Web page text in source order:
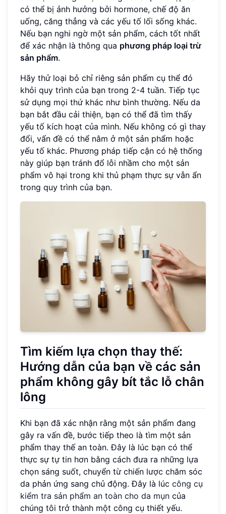
có thể bị ảnh hưởng bởi hormone, chế độ ăn
uống, căng thẳng và các yếu tố lối sống khác.
Nếu bạn nghi ngờ một sản phẩm, cách tốt nhất
để xác nhận là thông qua phương pháp loại trừ
sản phẩm.
Hãy thử loại bỏ chỉ riêng sản phẩm cụ thể đó
khỏi quy trình của bạn trong 2-4 tuần. Tiếp tục
sử dụng mọi thứ khác như bình thường. Nếu da
bạn bắt đầu cải thiện, bạn có thể đã tìm thấy
yếu tố kích hoạt của mình. Nếu không có gì thay
đổi, vấn đề có thể nằm ở một sản phẩm hoặc
yếu tố khác. Phương pháp tiếp cận có hệ thống
này giúp bạn tránh đổ lỗi nhầm cho một sản
phẩm vô hại trong khi thủ phạm thực sự vẫn ẩn
trong quy trình của bạn.
Tìm kiếm lựa chọn thay thế:
Hướng dẫn của bạn về các sản
phẩm không gây bít tắc lỗ chân
lông
Khi bạn đã xác nhận rằng một sản phẩm đang
gây ra vấn đề, bước tiếp theo là tìm một sản
phẩm thay thế an toàn. Đây là lúc bạn có thể
thực sự tự tin hơn bằng cách đưa ra những lựa
chọn sáng suốt, chuyển từ chiến lược chăm sóc
da phản ứng sang chủ động. Đây là lúc công cụ
kiểm tra sản phẩm an toàn cho da mụn của
chúng tôi trở thành một công cụ thiết yếu.